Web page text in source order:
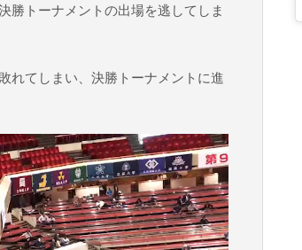
勝トーナメントの出場を逃してしま
れてしまい、決勝トーナメントに進